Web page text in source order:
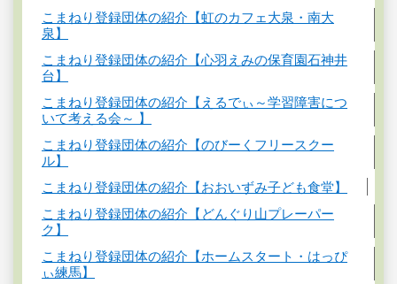
こまねり登録団体の紹介【虹のカフェ大泉・南大
泉】
こまねり登録団体の紹介【心羽えみの保育園石神井
台】
こまねり登録団体の紹介【えるでぃ～学習障害につ
いて考える会～ 】
こまねり登録団体の紹介【のびーくフリースクー
ル】
こまねり登録団体の紹介【おおいずみ子ども食堂】
こまねり登録団体の紹介【どんぐり山プレーパー
ク】
こまねり登録団体の紹介【ホームスタート・はっぴ
ぃ練馬】